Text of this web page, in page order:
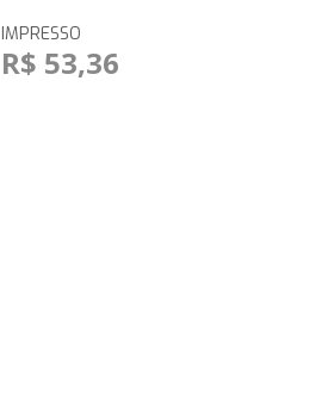
IMPRESSO
R$ 53,36